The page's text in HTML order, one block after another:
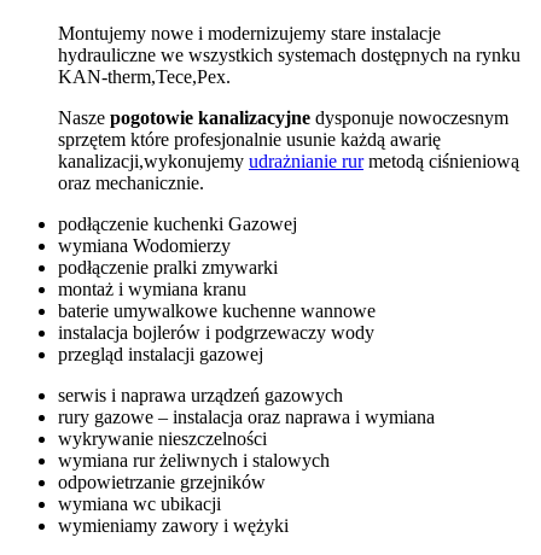
Montujemy nowe i modernizujemy stare instalacje
hydrauliczne we wszystkich systemach dostępnych na rynku
KAN-therm,Tece,Pex.
Nasze pogotowie kanalizacyjne dysponuje nowoczesnym
sprzętem które profesjonalnie usunie każdą awarię
kanalizacji,wykonujemy udrażnianie rurmetodą ciśnieniową
oraz mechanicznie.
podłączenie kuchenki Gazowej
wymiana Wodomierzy
podłączenie pralki zmywarki
montaż i wymiana kranu
baterie umywalkowe kuchenne wannowe
instalacja bojlerów i podgrzewaczy wody
przegląd instalacji gazowej
serwis i naprawa urządzeń gazowych
rury gazowe – instalacja oraz naprawa i wymiana
wykrywanie nieszczelności
wymiana rur żeliwnych i stalowych
odpowietrzanie grzejników
wymiana wc ubikacji
wymieniamy zawory i wężyki